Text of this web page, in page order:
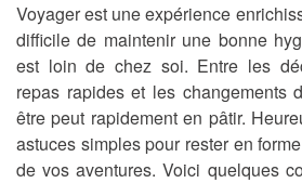
Voyager est une expérience
difficile de maintenir une bonne
est loin de chez soi. Entre les
repas rapides et les changements
être peut rapidement en pâtir.
astuces simples pour rester en
de vos aventures. Voici quelques